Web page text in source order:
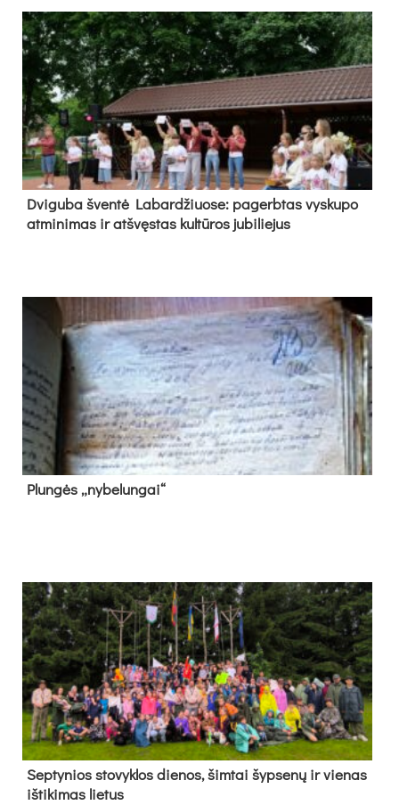
Dvi­gu­ba šven­tė La­bar­džiuo­se: pa­gerb­tas vys­ku­po
at­mi­ni­mas ir at­švęs­tas kul­tū­ros ju­bi­lie­jus
Plun­gės „ny­be­lun­gai“
Sep­ty­nios sto­vyk­los die­nos, šim­tai šyp­se­nų ir vie­nas
iš­ti­ki­mas lie­tus